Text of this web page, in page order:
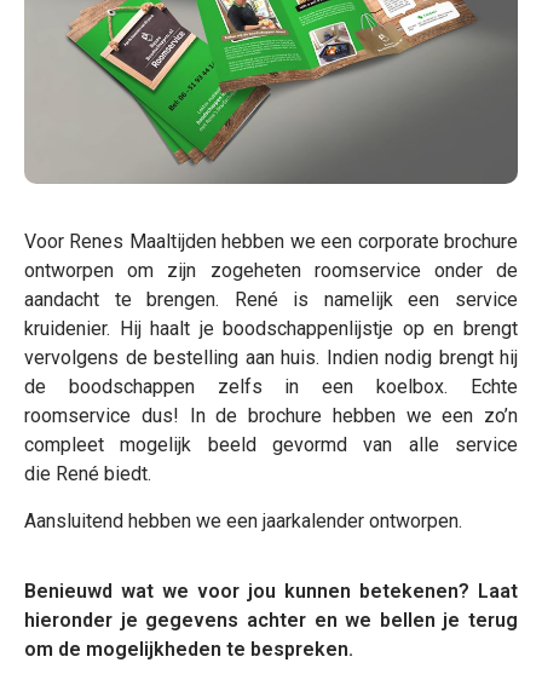
Voor Renes Maaltijden hebben we een corporate brochure
ontworpen om zijn zogeheten roomservice onder de
aandacht te brengen. René is namelijk een service
kruidenier. Hij haalt je boodschappenlijstje op en brengt
vervolgens de bestelling aan huis. Indien nodig brengt hij
de boodschappen zelfs in een koelbox. Echte
roomservice dus! In de brochure hebben we een zo’n
compleet mogelijk beeld gevormd van alle service
die René biedt.
Aansluitend hebben we een jaarkalender ontworpen.
Benieuwd wat we voor jou kunnen betekenen? Laat
hieronder je gegevens achter en we bellen je terug
om de mogelijkheden te bespreken.